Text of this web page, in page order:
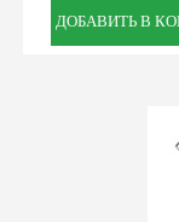
ДОБАВИТЬ В